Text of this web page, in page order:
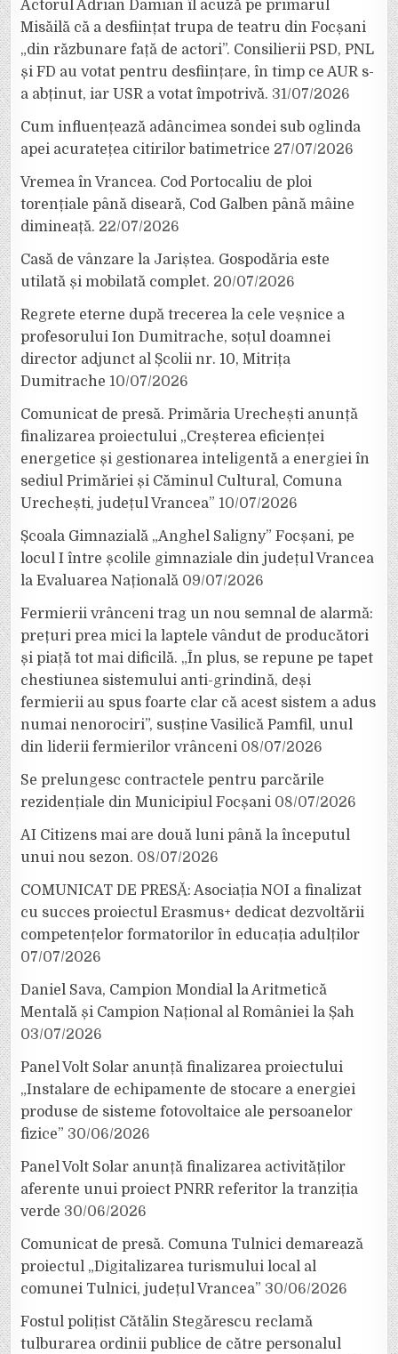
Actorul Adrian Damian îl acuză pe primarul
Misăilă că a desființat trupa de teatru din Focșani
„din răzbunare față de actori”. Consilierii PSD, PNL
și FD au votat pentru desființare, în timp ce AUR s-
a abținut, iar USR a votat împotrivă. 31/07/2026
Cum influențează adâncimea sondei sub oglinda
apei acuratețea citirilor batimetrice 27/07/2026
Vremea în Vrancea. Cod Portocaliu de ploi
torențiale până diseară, Cod Galben până mâine
dimineață. 22/07/2026
Casă de vânzare la Jariștea. Gospodăria este
utilată și mobilată complet. 20/07/2026
Regrete eterne după trecerea la cele veșnice a
profesorului Ion Dumitrache, soțul doamnei
director adjunct al Școlii nr. 10, Mitrița
Dumitrache 10/07/2026
Comunicat de presă. Primăria Urechești anunță
finalizarea proiectului „Creșterea eficienței
energetice și gestionarea inteligentă a energiei în
sediul Primăriei și Căminul Cultural, Comuna
Urechești, județul Vrancea” 10/07/2026
Școala Gimnazială „Anghel Saligny” Focșani, pe
locul I între școlile gimnaziale din județul Vrancea
la Evaluarea Națională 09/07/2026
Fermierii vrânceni trag un nou semnal de alarmă:
prețuri prea mici la laptele vândut de producători
și piață tot mai dificilă. „În plus, se repune pe tapet
chestiunea sistemului anti-grindină, deși
fermierii au spus foarte clar că acest sistem a adus
numai nenorociri”, susține Vasilică Pamfil, unul
din liderii fermierilor vrânceni 08/07/2026
Se prelungesc contractele pentru parcările
rezidențiale din Municipiul Focșani 08/07/2026
AI Citizens mai are două luni până la începutul
unui nou sezon. 08/07/2026
COMUNICAT DE PRESĂ: Asociația NOI a finalizat
cu succes proiectul Erasmus+ dedicat dezvoltării
competențelor formatorilor în educația adulților
07/07/2026
Daniel Sava, Campion Mondial la Aritmetică
Mentală și Campion Național al României la Șah
03/07/2026
Panel Volt Solar anunță finalizarea proiectului
„Instalare de echipamente de stocare a energiei
produse de sisteme fotovoltaice ale persoanelor
fizice” 30/06/2026
Panel Volt Solar anunță finalizarea activităților
aferente unui proiect PNRR referitor la tranziția
verde 30/06/2026
Comunicat de presă. Comuna Tulnici demarează
proiectul „Digitalizarea turismului local al
comunei Tulnici, județul Vrancea” 30/06/2026
Fostul polițist Cătălin Stegărescu reclamă
tulburarea ordinii publice de către personalul